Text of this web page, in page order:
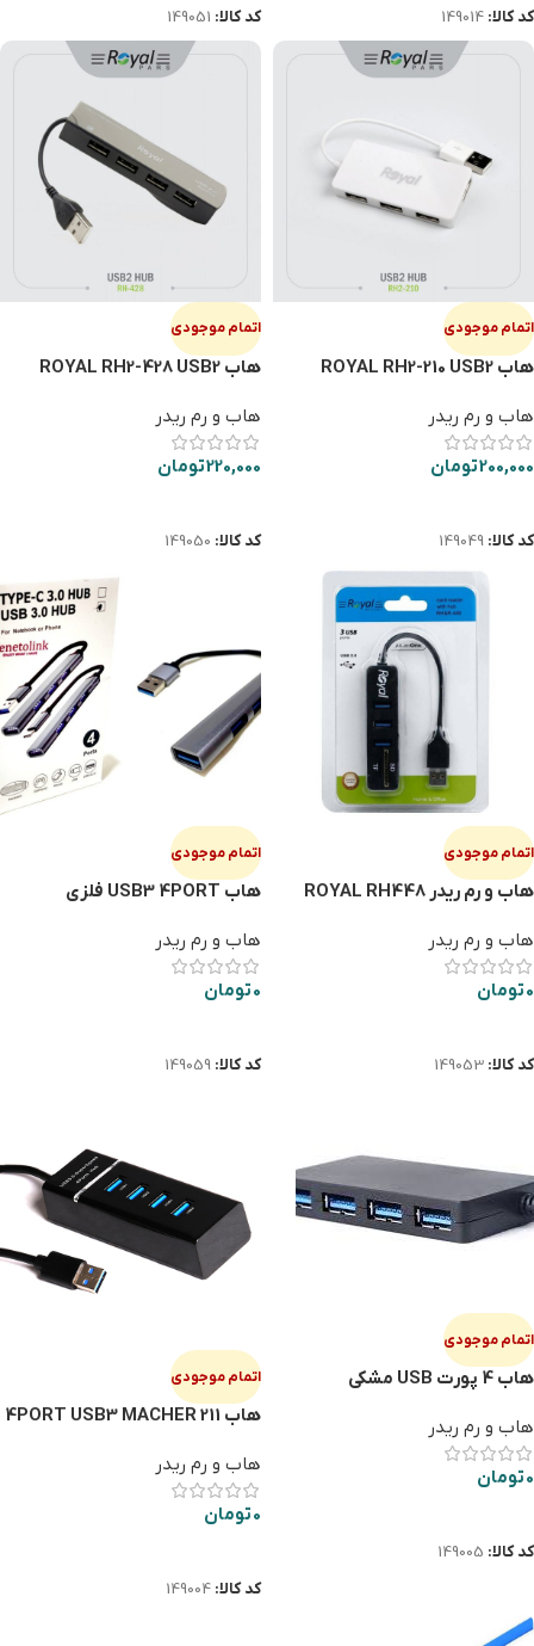
کد کالا: 149014 کد کالا: 149051
اتمام موجودی
هاب ROYAL RH2-210 USB2
هاب و رم ریدر
200,000تومان
کد کالا: 149049
اتمام موجودی
هاب ROYAL RH2-428 USB2
هاب و رم ریدر
220,000تومان
کد کالا: 149050
اتمام موجودی
هاب و رم ریدر ROYAL RH448
هاب و رم ریدر
0تومان
کد کالا: 149053
اتمام موجودی
هاب USB3 4PORT فلزی
هاب و رم ریدر
0تومان
کد کالا: 149059
اتمام موجودی
هاب 4 پورت USB مشکی
هاب و رم ریدر
0تومان
کد کالا: 149005
اتمام موجودی
هاب 4PORT USB3 MACHER 211
هاب و رم ریدر
0تومان
کد کالا: 149004